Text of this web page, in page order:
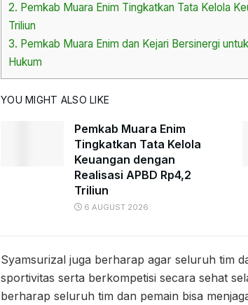
2. Pemkab Muara Enim Tingkatkan Tata Kelola
Triliun
3. Pemkab Muara Enim dan Kejari Bersinergi
Hukum
YOU MIGHT ALSO LIKE
Pemkab Muara Enim
Tingkatkan Tata Kelola
Keuangan dengan
Realisasi APBD Rp4,2
Triliun
6 AUGUST 2026
Syamsurizal juga berharap agar seluruh tim
sportivitas serta berkompetisi secara sehat
berharap seluruh tim dan pemain bisa